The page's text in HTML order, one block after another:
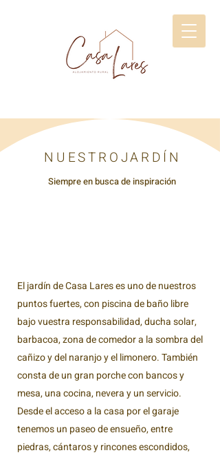
NUESTROJARDÍN
Siempre en busca de inspiración
El jardín de Casa Lares es uno de nuestros
puntos fuertes, con piscina de baño libre
bajo vuestra responsabilidad, ducha solar,
barbacoa, zona de comedor a la sombra del
cañizo y del naranjo y el limonero. También
consta de un gran porche con bancos y
mesa, una cocina, nevera y un servicio.
Desde el acceso a la casa por el garaje
tenemos un paseo de ensueño, entre
piedras, cántaros y rincones escondidos,